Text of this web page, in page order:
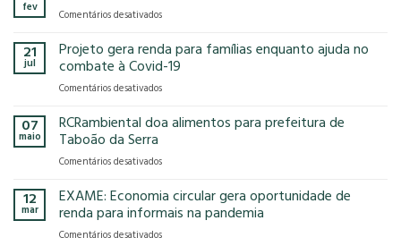
fev Comentários desativadosem
Que
Reciclar
21
jul
Projeto gera renda para famílias enquanto ajuda no
combate à Covid-19
Comentários desativadosem
gera
famílias
ajuda
no
à
07
maio
RCRambiental doa alimentos para prefeitura de
Taboão da Serra
Comentários desativadosem
doa
alimentos
para
prefeitura
12
mar
EXAME: Economia circular gera oportunidade de
renda para informais na pandemia
Comentários desativadosem